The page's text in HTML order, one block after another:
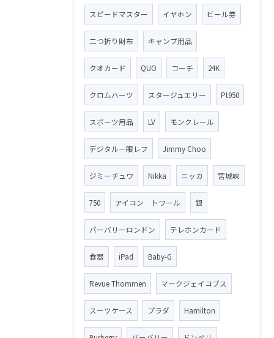
スピードマスター イヤホン ビール券
二つ折り財布 キャンプ用品
クオカード QUO コーチ 24K
クロムハーツ スタージュエリー Pt950
スポーツ用品 LV モンクレール
デジタル一眼レフ Jimmy Choo
ジミーチュウ Nikka ニッカ 宮城峡
750 アイコン トワール 銀
バーバリーロンドン テレホンカード
食器 iPad Baby-G
Revue Thommen マークジェイコブス
スーツケース プラダ Hamilton